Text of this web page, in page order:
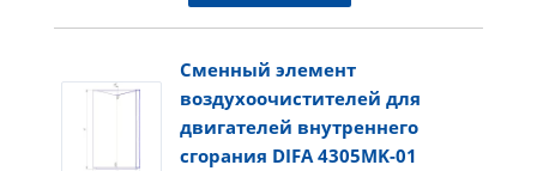
Сменный элемент
воздухоочистителей для
двигателей внутреннего
сгорания DIFA 4305MK-01